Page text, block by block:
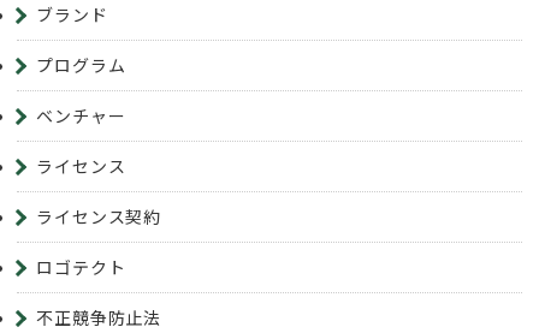
ブランド
プログラム
ベンチャー
ライセンス
ライセンス契約
ロゴテクト
不正競争防止法